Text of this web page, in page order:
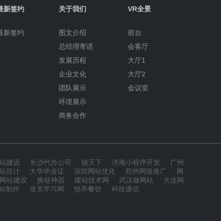
新签约
新签约
关于我们
图文介绍
总经理寄语
发展历程
企业文化
团队展示
环境展示
商务合作
VR全景
前台
会客厅
大厅1
大厅2
会议室
建设 长沙代办公司 链天下 济南小程序开发
广州
设计
大学毕业证 深圳网站优化 郑州网络推广
网
站建设
换链神器 建站技术网 武汉做网站
大连网
制作
攻关学习网 悦亭餐饮 科技通信